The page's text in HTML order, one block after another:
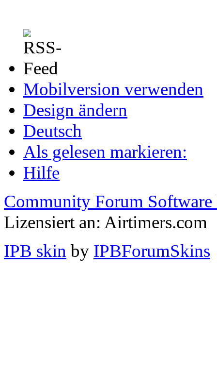
Mobilversion verwenden
Design ändern
Deutsch
Als gelesen markieren:
Hilfe
Community Forum Software
Lizensiert an: Airtimers.com
IPB skin by IPBForumSkins